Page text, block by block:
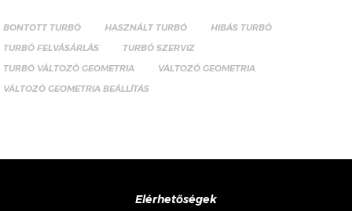
BONTOTT TURBÓ HASZNÁLT TURBÓ
HIBÁS TURBÓ
TURBÓ FELVÁSÁRLÁS
TURBÓ SZERVIZ
TURBÓ VÁLTOZÓ GEOMETRIA
VÁLTOZÓ GEOMETRIA
VÁLTOZÓ GEOMETRIA BEÁLLÍTÁS
Elérhetőségek